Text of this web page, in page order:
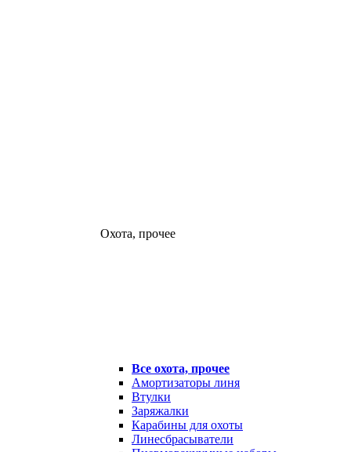
Охота, прочее
Все охота, прочее
Амортизаторы линя
Втулки
Заряжалки
Карабины для охоты
Линесбрасыватели